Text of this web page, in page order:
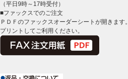
（平日9時～17時受付）
■ファックスでのご注文
ＰＤＦのファックスオーダーシートが開きます。
プリントしてご利用ください。